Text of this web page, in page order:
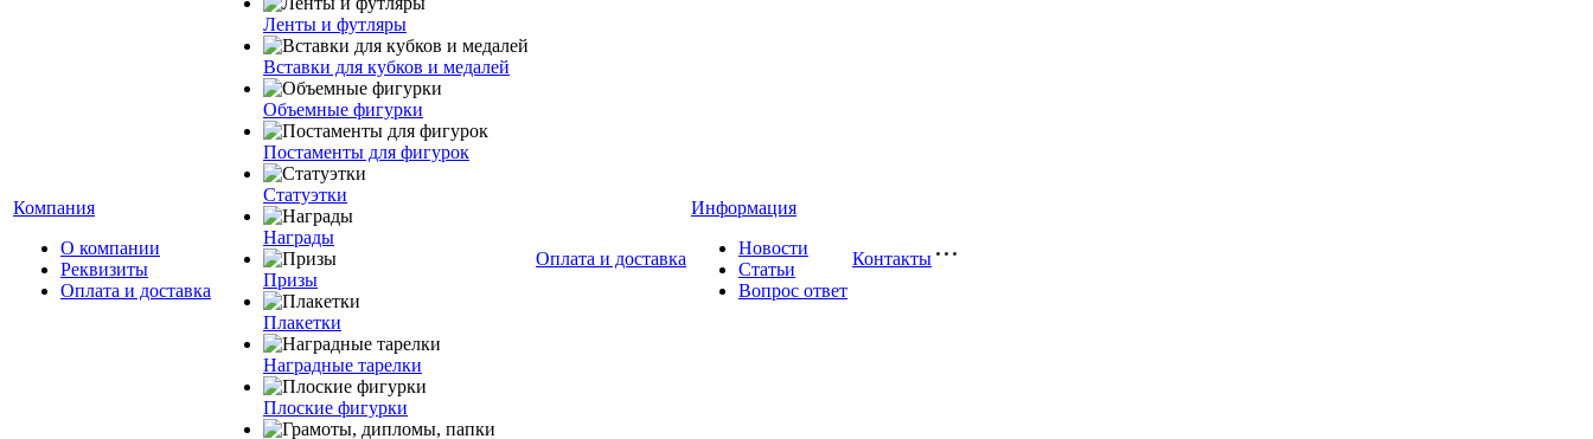
Компания
О компании
Реквизиты
Оплата и доставка
Ленты и футляры
Вставки для кубков и медалей
Объемные фигурки
Постаменты для фигурок
Статуэтки
Награды
Призы
Плакетки
Наградные тарелки
Плоские фигурки
Оплата и доставка
Информация
Новости
Статьи
Вопрос ответ
Контакты